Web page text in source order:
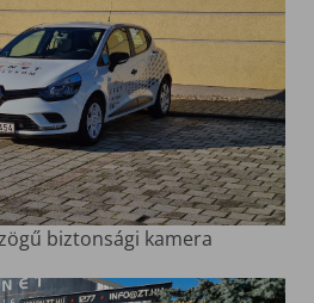
biztonsági kamera